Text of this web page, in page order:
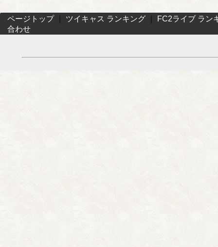
ページトップ｜ ツイキャス ランキング
FC2ライブ ラン
合わせ